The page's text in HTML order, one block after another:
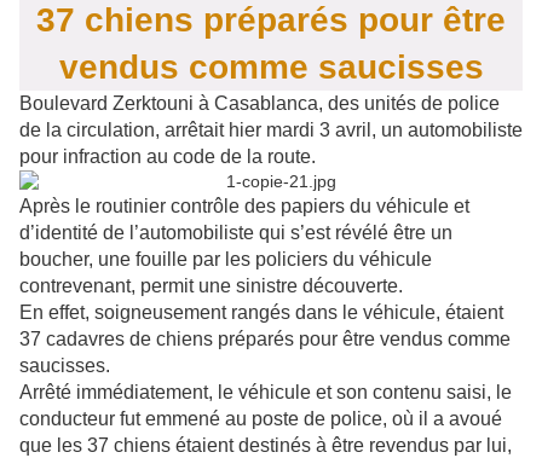
37 chiens préparés pour être
vendus comme saucisses
Boulevard Zerktouni à Casablanca, des unités de police
de la circulation, arrêtait hier mardi 3 avril, un automobiliste
pour infraction au code de la route.
Après le routinier contrôle des papiers du véhicule et
d’identité de l’automobiliste qui s’est révélé être un
boucher, une fouille par les policiers du véhicule
contrevenant, permit une sinistre découverte.
En effet, soigneusement rangés dans le véhicule, étaient
37 cadavres de chiens préparés pour être vendus comme
saucisses.
Arrêté immédiatement, le véhicule et son contenu saisi, le
conducteur fut emmené au poste de police, où il a avoué
que les 37 chiens étaient destinés à être revendus par lui,